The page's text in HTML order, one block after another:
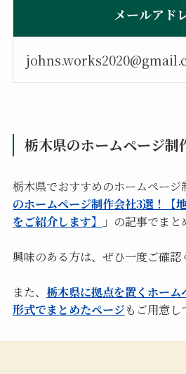
メールアド
栃木県のホームページ制
栃木県でおすすめのホームページ
のホームページ制作会社3選！【
をご紹介します】
」の記事でまと
興味のある方は、ぜひ一度ご確認
また、 栃木県に拠点を置くホー
形式でまとめたページもご用意し